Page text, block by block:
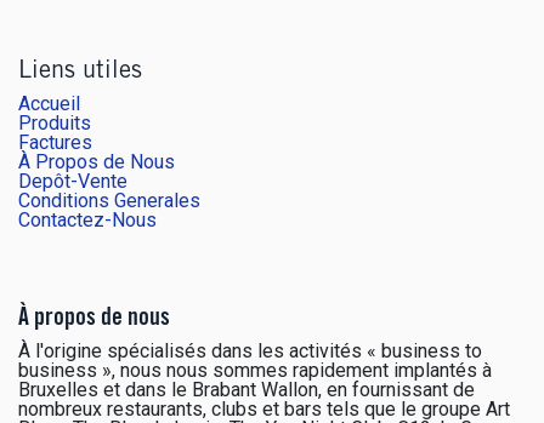
Liens utiles
Accueil
Produits
Factures
À Propos de Nous
Depôt-Vente
Conditions Generales
Contactez-Nous
À propos de nous
À l'origine spécialisés dans les activités « business to
business », nous nous sommes rapidement implantés à
Bruxelles et dans le Brabant Wallon, en fournissant de
nombreux restaurants, clubs et bars tels que le groupe Art